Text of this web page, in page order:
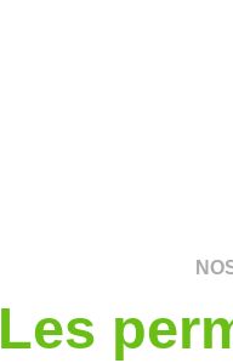
Les